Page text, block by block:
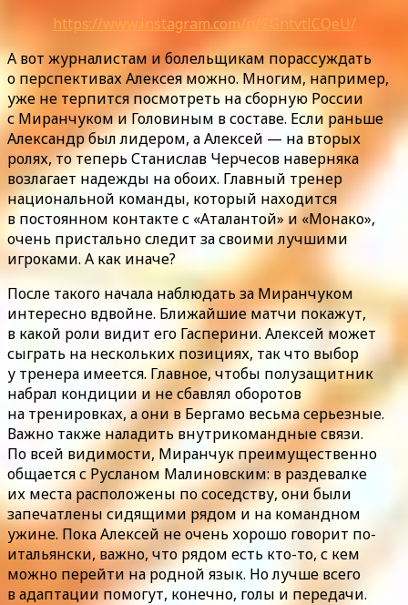
https://www.instagram.com/p/CGntvtlCQeU/
А вот журналистам и болельщикам порассуждать
о перспективах Алексея можно. Многим, например,
уже не терпится посмотреть на сборную России
с Миранчуком и Головиным в составе. Если раньше
Александр был лидером, а Алексей — на вторых
ролях, то теперь Станислав Черчесов наверняка
возлагает надежды на обоих. Главный тренер
национальной команды, который находится
в постоянном контакте с «Аталантой» и «Монако»,
очень пристально следит за своими лучшими
игроками. А как иначе?
После такого начала наблюдать за Миранчуком
интересно вдвойне. Ближайшие матчи покажут,
в какой роли видит его Гасперини. Алексей может
сыграть на нескольких позициях, так что выбор
у тренера имеется. Главное, чтобы полузащитник
набрал кондиции и не сбавлял оборотов
на тренировках, а они в Бергамо весьма серьезные.
Важно также наладить внутрикомандные связи.
По всей видимости, Миранчук преимущественно
общается с Русланом Малиновским: в раздевалке
их места расположены по соседству, они были
запечатлены сидящими рядом и на командном
ужине. Пока Алексей не очень хорошо говорит по-
итальянски, важно, что рядом есть кто-то, с кем
можно перейти на родной язык. Но лучше всего
в адаптации помогут, конечно, голы и передачи.